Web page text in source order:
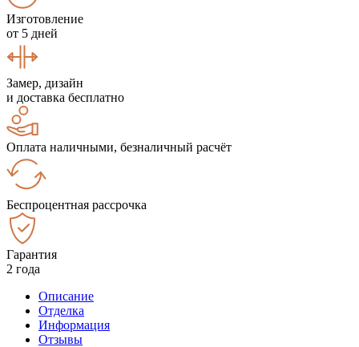
Изготовление
от 5 дней
Замер, дизайн
и доставка бесплатно
Оплата наличными, безналичный расчёт
Беспроцентная рассрочка
Гарантия
2 года
Описание
Отделка
Информация
Отзывы